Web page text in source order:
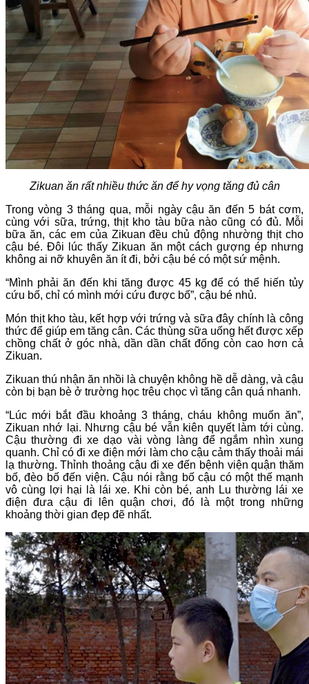
Zikuan ăn rất nhiều thức ăn để hy vọng tăng đủ cân
Trong vòng 3 tháng qua, mỗi ngày cậu ăn đến 5 bát cơm,
cùng với sữa, trứng, thịt kho tàu bữa nào cũng có đủ. Mỗi
bữa ăn, các em của Zikuan đều chủ động nhường thịt cho
cậu bé. Đôi lúc thấy Zikuan ăn một cách gượng ép nhưng
không ai nỡ khuyên ăn ít đi, bởi cậu bé có một sứ mệnh.
“Mình phải ăn đến khi tăng được 45 kg để có thể hiến tủy
cứu bố, chỉ có mình mới cứu được bố”, cậu bé nhủ.
Món thịt kho tàu, kết hợp với trứng và sữa đây chính là công
thức để giúp em tăng cân. Các thùng sữa uống hết được xếp
chồng chất ở góc nhà, dần dần chất đống còn cao hơn cả
Zikuan.
Zikuan thú nhận ăn nhồi là chuyện không hề dễ dàng, và cậu
còn bị bạn bè ở trường học trêu chọc vì tăng cân quá nhanh.
“Lúc mới bắt đầu khoảng 3 tháng, cháu không muốn ăn”,
Zikuan nhớ lại. Nhưng cậu bé vẫn kiên quyết làm tới cùng.
Cậu thường đi xe dạo vài vòng làng để ngắm nhìn xung
quanh. Chỉ có đi xe điện mới làm cho cậu cảm thấy thoải mái
lạ thường. Thỉnh thoảng cậu đi xe đến bệnh viện quận thăm
bố, đèo bố đến viện. Cậu nói rằng bố cậu có một thế mạnh
vô cùng lợi hại là lái xe. Khi còn bé, anh Lu thường lái xe
điện đưa cậu đi lên quận chơi, đó là một trong những
khoảng thời gian đẹp đẽ nhất.